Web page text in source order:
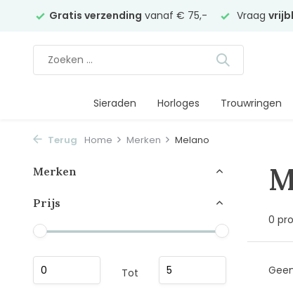
Gratis verzending vanaf € 75,- Vraag
Sieraden Horloges Trouwringen
Terug Home Merken Melano
Merken
Prijs
Tot
0